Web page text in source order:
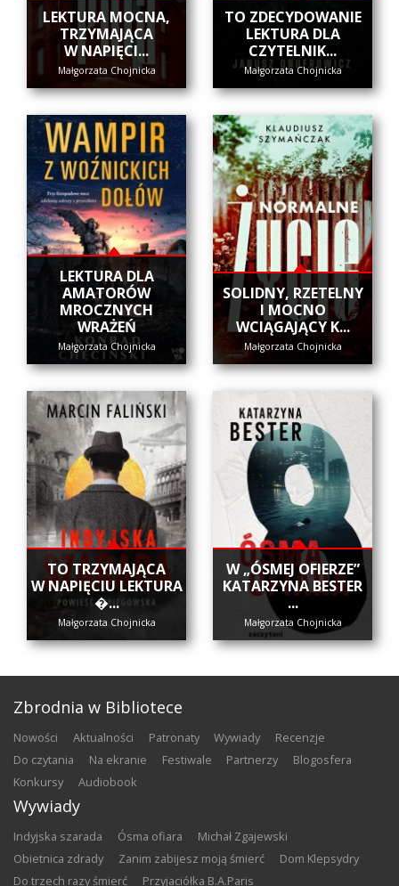
​LEKTURA MOCNA,
TRZYMAJĄCA
W NAPIĘCI...
Małgorzata Chojnicka
​TO ZDECYDOWANIE
LEKTURA DLA
CZYTELNIK...
Małgorzata Chojnicka
LEKTURA DLA
AMATORÓW
MROCZNYCH
WRAŻEŃ
Małgorzata Chojnicka
SOLIDNY, RZETELNY
I MOCNO
WCIĄGAJĄCY K...
Małgorzata Chojnicka
​TO TRZYMAJĄCA
W NAPIĘCIU LEKTURA
�...
Małgorzata Chojnicka
W „ÓSMEJ OFIERZE”
KATARZYNA BESTER
...
Małgorzata Chojnicka
Zbrodnia w Bibliotece
nowości aktualności patronaty wywiady
recenzje
do czytania
na ekranie festiwale partnerzy
blogosfera
konkursy
audiobook
Wywiady
Indyjska szarada Ósma ofiara
Michał Zgajewski
Obietnica zdrady
Zanim zabijesz moją śmierć
Dom Klepsydry
Do trzech razy śmierć
Przyjaciółka B.A.Paris